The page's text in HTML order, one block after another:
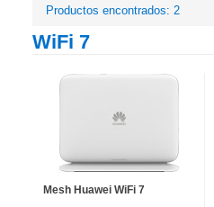
Productos encontrados: 2
WiFi 7
Mesh Huawei WiFi 7